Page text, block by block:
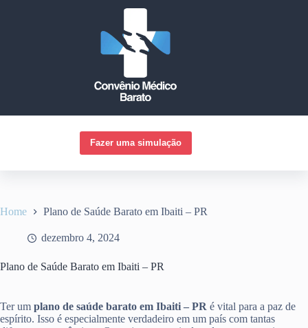
Fazer uma simulação
Home Plano de Saúde Barato em Ibaiti – PR
dezembro 4, 2024
Plano de Saúde Barato em Ibaiti – PR
Ter um plano de saúde barato em Ibaiti – PR é vital para a paz de
espírito. Isso é especialmente verdadeiro em um país com tantas